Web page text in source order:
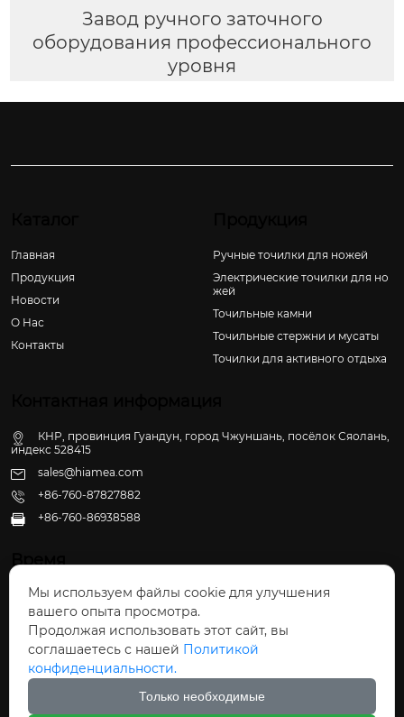
Завод ручного заточного
оборудования профессионального
уровня
Главная
Продукция
Новости
О Hас
Контакты
Ручные точилки для ножей
Электрические точилки для но
жей
Точильные камни
Точильные стержни и мусаты
Точилки для активного отдыха
КНР, провинция Гуандун, город Чжуншань, посёлок Сяолань,
индекс 528415
sales@hiamea.com
+86-760-87827882
 +86-760-86938588
Время
Пн - Пт: 09:30 - 22:00
Сб - Вс: 10:00 - 22:30
Мы используем файлы cookie для улучшения
вашего опыта просмотра.
Продолжая использовать этот сайт, вы
соглашаетесь с нашей Политикой
конфиденциальности.
Только необходимые